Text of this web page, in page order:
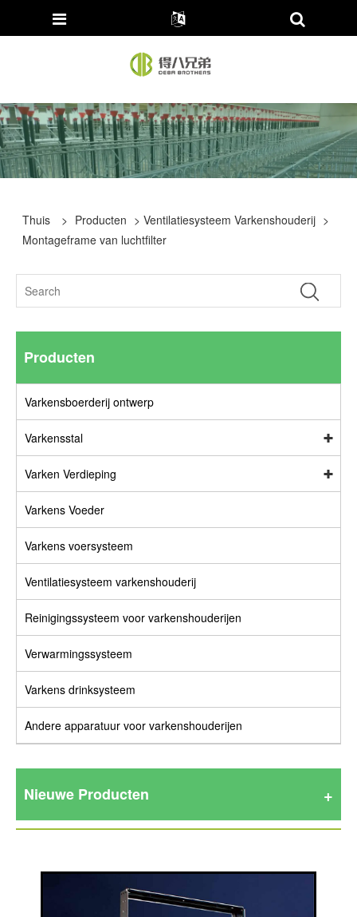
Thuis > Producten >Ventilatiesysteem Varkenshouderij >
Montageframe van luchtfilter
Producten
Varkensboerderij ontwerp
Varkensstal
Varken Verdieping
Varkens Voeder
Varkens voersysteem
Ventilatiesysteem varkenshouderij
Reinigingssysteem voor varkenshouderijen
Verwarmingssysteem
Varkens drinksysteem
Andere apparatuur voor varkenshouderijen
Nieuwe Producten